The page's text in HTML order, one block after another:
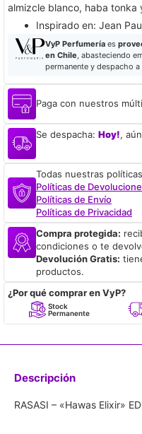
almizcle blanco, haba tonka
Inspirado en: Jean
VyP Perfumeríaes
en Chile, abasteciendo
permanente y despacho
Paga con nuestros
Se despacha: Hoy!,
Todas nuestras
Políticas de
Políticas de Envío
Políticas de Privacidad
Compra protegida:
condiciones o te
Devolución Gratis:
productos.
¿Por qué comprar en VyP?
Stock
Permanente
Descripción
RASASI – «Hawas Elixir»